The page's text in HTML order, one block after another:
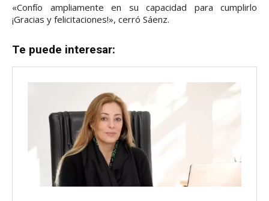
«Confío ampliamente en su capacidad para cumplirlo
¡Gracias y felicitaciones!», cerró Sáenz.
Te puede interesar: